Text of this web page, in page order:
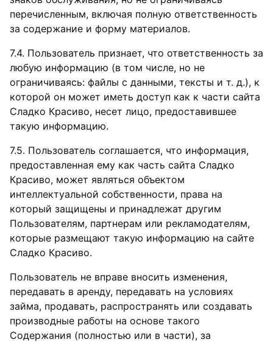
перечисленным, включая полную ответственность
за содержание и форму материалов.
7.4. Пользователь признает, что ответственность за
любую информацию (в том числе, но не
ограничиваясь: файлы с данными, тексты и т. д.), к
которой он может иметь доступ как к части сайта
Сладко Красиво, несет лицо, предоставившее
такую информацию.
7.5. Пользователь соглашается, что информация,
предоставленная ему как часть сайта Сладко
Красиво, может являться объектом
интеллектуальной собственности, права на
который защищены и принадлежат другим
Пользователям, партнерам или рекламодателям,
которые размещают такую информацию на сайте
Сладко Красиво.
Пользователь не вправе вносить изменения,
передавать в аренду, передавать на условиях
займа, продавать, распространять или создавать
производные работы на основе такого
Содержания (полностью или в части), за